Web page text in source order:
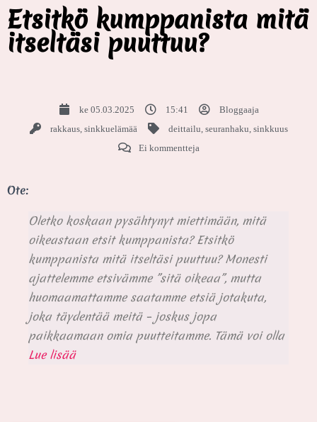
Etsitkö kumppanista mitä
itseltäsi puuttuu?
ke 05.03.2025 15:41
Bloggaaja
rakkaus, sinkkuelämää deittailu seuranhaku sinkkuus
Ei kommentteja
Ote:
Oletko koskaan pysähtynyt miettimään, mitä
oikeastaan etsit kumppanista? Etsitkö
kumppanista mitä itseltäsi puuttuu? Monesti
ajattelemme etsivämme ”sitä oikeaa”, mutta
huomaamattamme saatamme etsiä jotakuta,
joka täydentää meitä – joskus jopa
paikkaamaan omia puutteitamme. Tämä voi olla
Lue lisää